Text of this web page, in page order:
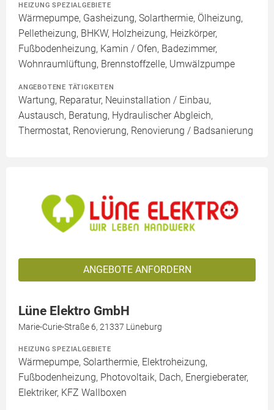
HEIZUNG SPEZIALGEBIETE
Wärmepumpe, Gasheizung, Solarthermie, Ölheizung,
Pelletheizung, BHKW, Holzheizung, Heizkörper,
Fußbodenheizung, Kamin / Ofen, Badezimmer,
Wohnraumlüftung, Brennstoffzelle, Umwälzpumpe
ANGEBOTENE TÄTIGKEITEN
Wartung, Reparatur, Neuinstallation / Einbau,
Austausch, Beratung, Hydraulischer Abgleich,
Thermostat, Renovierung, Renovierung / Badsanierung
ANGEBOTE ANFORDERN
Lüne Elektro GmbH
Marie-Curie-Straße 6, 21337 Lüneburg
HEIZUNG SPEZIALGEBIETE
Wärmepumpe, Solarthermie, Elektroheizung,
Fußbodenheizung, Photovoltaik, Dach, Energieberater,
Elektriker, KFZ Wallboxen